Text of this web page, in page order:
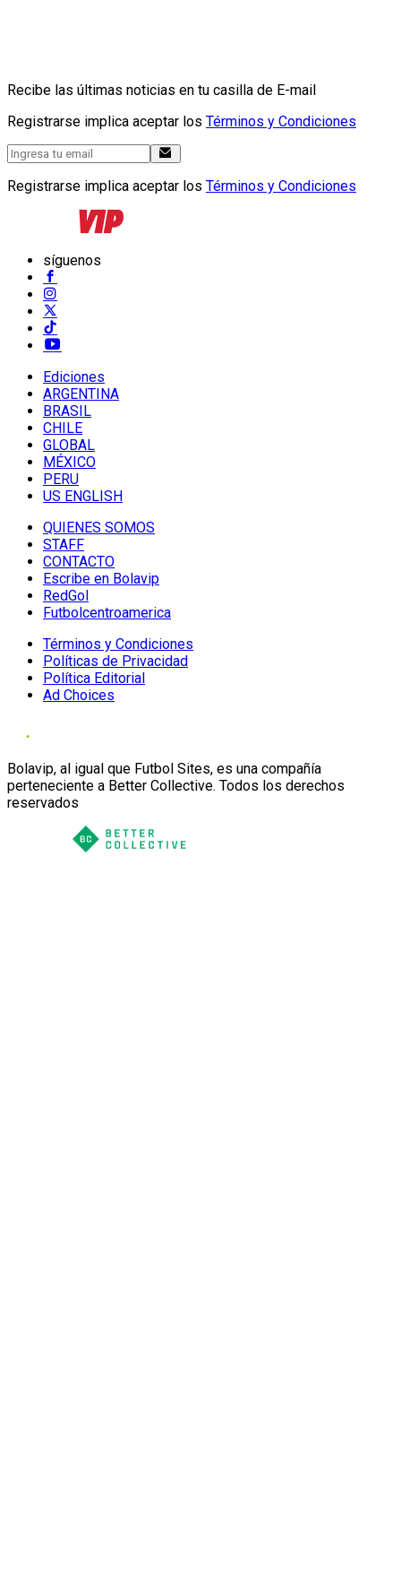
Recibe las últimas noticias en tu casilla de E-mail
Registrarse implica aceptar los Términos y Condiciones
Registrarse implica aceptar los Términos y Condiciones
síguenos
Ediciones
ARGENTINA
BRASIL
CHILE
GLOBAL
MÉXICO
PERU
US ENGLISH
QUIENES SOMOS
STAFF
CONTACTO
Escribe en Bolavip
RedGol
Futbolcentroamerica
Términos y Condiciones
Políticas de Privacidad
Política Editorial
Ad Choices
Bolavip, al igual que Futbol Sites, es una compañía
perteneciente a Better Collective. Todos los derechos
reservados